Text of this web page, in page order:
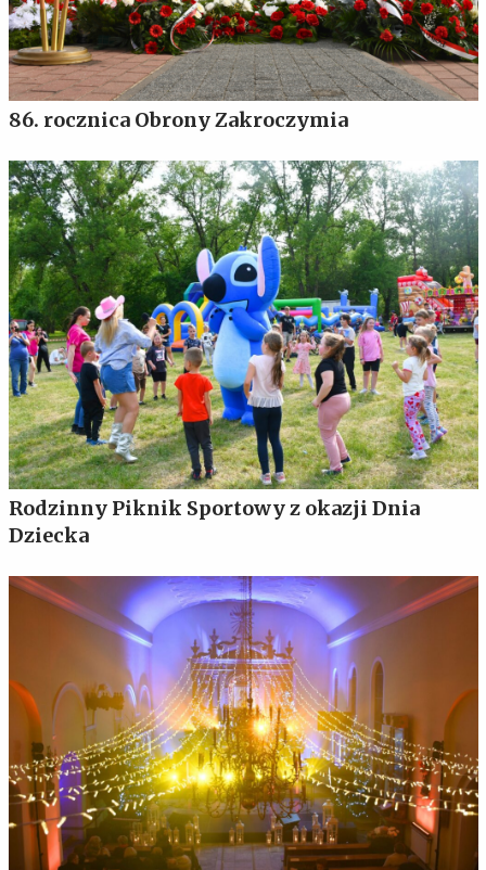
86. rocznica Obrony Zakroczymia
Rodzinny Piknik Sportowy z okazji Dnia
Dziecka